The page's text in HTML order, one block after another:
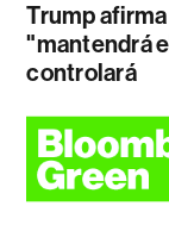
Trump afirma
"mantendrá
controlará